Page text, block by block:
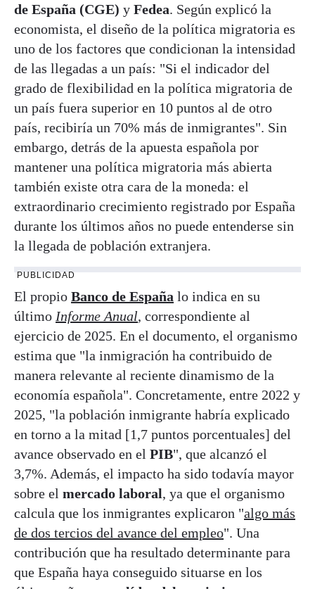
de España (CGE) y Fedea. Según explicó la
economista, el diseño de la política migratoria es
uno de los factores que condicionan la intensidad
de las llegadas a un país: "Si el indicador del
grado de flexibilidad en la política migratoria de
un país fuera superior en 10 puntos al de otro
país, recibiría un 70% más de inmigrantes". Sin
embargo, detrás de la apuesta española por
mantener una política migratoria más abierta
también existe otra cara de la moneda: el
extraordinario crecimiento registrado por España
durante los últimos años no puede entenderse sin
la llegada de población extranjera.
PUBLICIDAD
El propio Banco de España lo indica en su
último Informe Anual, correspondiente al
ejercicio de 2025. En el documento, el organismo
estima que "la inmigración ha contribuido de
manera relevante al reciente dinamismo de la
economía española". Concretamente, entre 2022 y
2025, "la población inmigrante habría explicado
en torno a la mitad [1,7 puntos porcentuales] del
avance observado en el PIB", que alcanzó el
3,7%. Además, el impacto ha sido todavía mayor
sobre el mercado laboral, ya que el organismo
calcula que los inmigrantes explicaron "algo más
de dos tercios del avance del empleo". Una
contribución que ha resultado determinante para
que España haya conseguido situarse en los